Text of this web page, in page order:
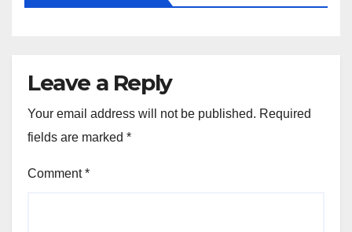
Leave a Reply
Your email address will not be published. Required
fields are marked *
Comment*